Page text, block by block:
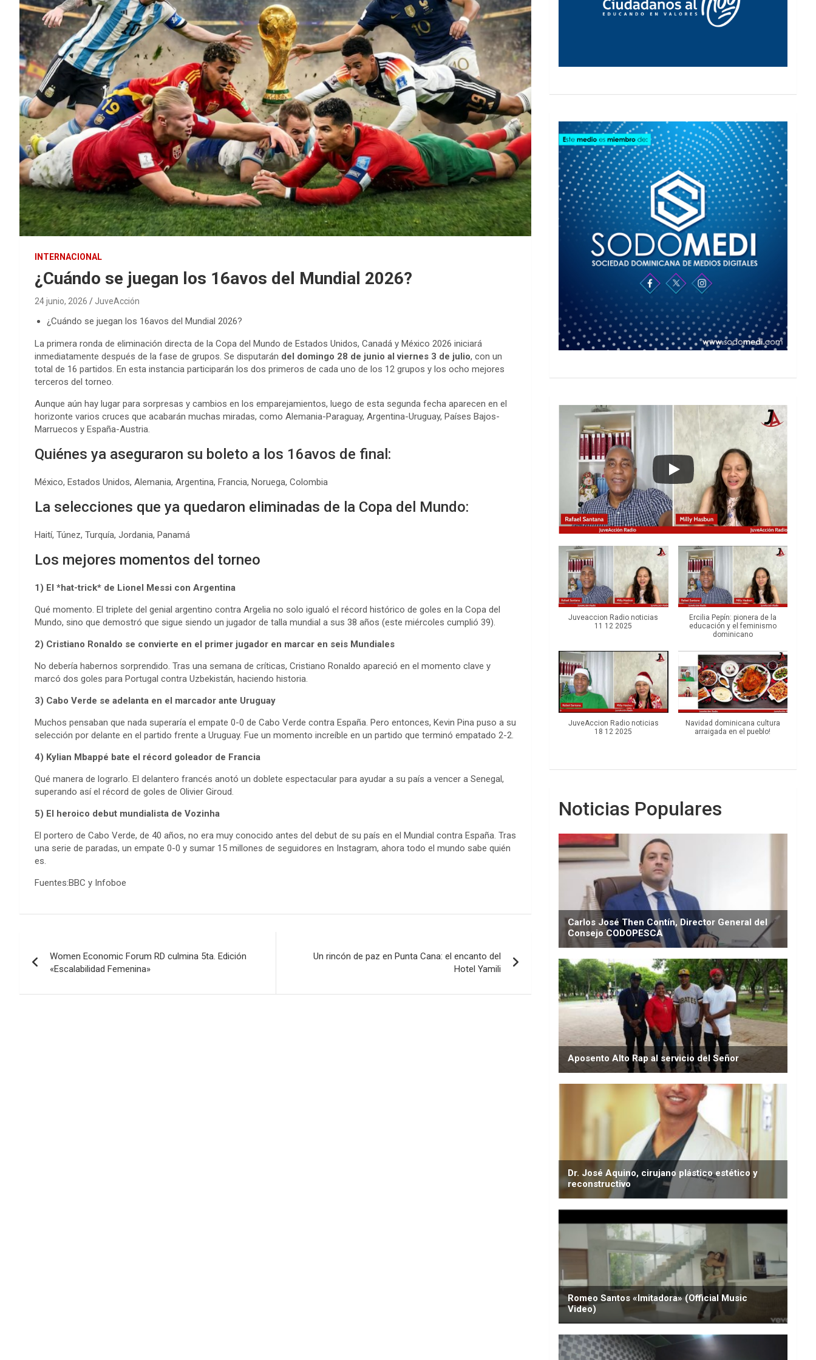
INTERNACIONAL
¿Cuándo se juegan los 16avos del Mundial 2026?
24 junio, 2026 JuveAcción
¿Cuándo se juegan los 16avos del Mundial 2026?
La primera ronda de eliminación directa de la Copa del Mundo de Estados Unidos, Canadá y México 2026 iniciará
inmediatamente después de la fase de grupos. Se disputarán del domingo 28 de junio al viernes 3 de julio, con un
total de 16 partidos. En esta instancia participarán los dos primeros de cada uno de los 12 grupos y los ocho mejores
terceros del torneo.
Aunque aún hay lugar para sorpresas y cambios en los emparejamientos, luego de esta segunda fecha aparecen en el
horizonte varios cruces que acabarán muchas miradas, como Alemania-Paraguay, Argentina-Uruguay, Países Bajos-
Marruecos y España-Austria.
Quiénes ya aseguraron su boleto a los 16avos de final:
México, Estados Unidos, Alemania, Argentina, Francia, Noruega, Colombia
La selecciones que ya quedaron eliminadas de la Copa del Mundo:
Haití, Túnez, Turquía, Jordania, Panamá
Los mejores momentos del torneo
1) El *hat-trick* de Lionel Messi con Argentina
Qué momento. El triplete del genial argentino contra Argelia no solo igualó el récord histórico de goles en la Copa del
Mundo, sino que demostró que sigue siendo un jugador de talla mundial a sus 38 años (este miércoles cumplió 39).
2) Cristiano Ronaldo se convierte en el primer jugador en marcar en seis Mundiales
No debería habernos sorprendido. Tras una semana de críticas, Cristiano Ronaldo apareció en el momento clave y
marcó dos goles para Portugal contra Uzbekistán, haciendo historia.
3) Cabo Verde se adelanta en el marcador ante Uruguay
Muchos pensaban que nada superaría el empate 0-0 de Cabo Verde contra España. Pero entonces, Kevin Pina puso a su
selección por delante en el partido frente a Uruguay. Fue un momento increíble en un partido que terminó empatado 2-2.
4) Kylian Mbappé bate el récord goleador de Francia
Qué manera de lograrlo. El delantero francés anotó un doblete espectacular para ayudar a su país a vencer a Senegal,
superando así el récord de goles de Olivier Giroud.
5) El heroico debut mundialista de Vozinha
El portero de Cabo Verde, de 40 años, no era muy conocido antes del debut de su país en el Mundial contra España. Tras
una serie de paradas, un empate 0-0 y sumar 15 millones de seguidores en Instagram, ahora todo el mundo sabe quién
es.
Fuentes:BBC y Infoboe
de
entradas
Women Economic Forum RD culmina 5ta. Edición
«Escalabilidad Femenina»
Un rincón de paz en Punta Cana: el encanto del
Hotel Yamili
Juveaccion Radio noticias
11 12 2025
Ercilia Pepín: pionera de la
educación y el feminismo
dominicano
JuveAccion Radio noticias
18 12 2025
Navidad dominicana cultura
arraigada en el pueblo!
Noticias Populares